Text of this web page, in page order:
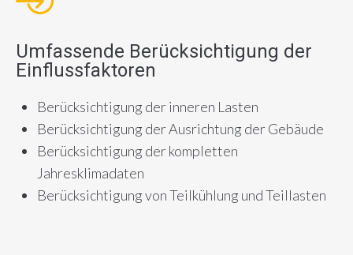
Umfassende Berücksichtigung der
Einflussfaktoren
Berücksichtigung der inneren Lasten
Berücksichtigung der Ausrichtung der Gebäude
Berücksichtigung der kompletten
Jahresklimadaten
Berücksichtigung von Teilkühlung und Teillasten